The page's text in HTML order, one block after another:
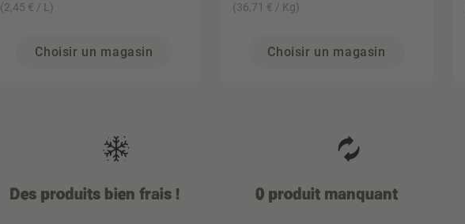
(2,45 € / L)
Choisir un magasin
(36,71 € / Kg)
Choisir un magasin
Des produits bien frais ! 0 produit manquant